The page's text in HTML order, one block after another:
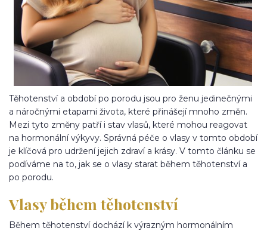
Těhotenství a období po porodu jsou pro ženu jedinečnými
a náročnými etapami života, které přinášejí mnoho změn.
Mezi tyto změny patří i stav vlasů, které mohou reagovat
na hormonální výkyvy. Správná péče o vlasy v tomto období
je klíčová pro udržení jejich zdraví a krásy. V tomto článku se
podíváme na to, jak se o vlasy starat během těhotenství a
po porodu.
Vlasy během těhotenství
Během těhotenství dochází k výrazným hormonálním